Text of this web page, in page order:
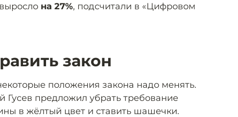
на 27%, подсчитали в «Цифровом
закон
положения закона надо менять.
Гусев предложил убрать требование
в жёлтый цвет и ставить шашечки.